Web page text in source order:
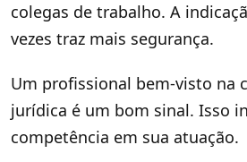
colegas de trabalho. A
vezes traz mais segurança.
Um profissional bem-visto na
jurídica é um bom sinal. Isso
competência em sua atuação.